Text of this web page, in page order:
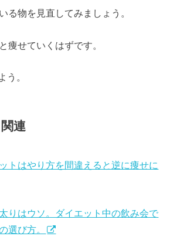
る物を見直してみましょう。
痩せていくはずです。
う。
連
トはやり方を間違えると逆に痩せに
りはウソ。ダイエット中の飲み会で
選び方。